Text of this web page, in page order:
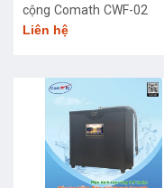
cộng Comath CWF-02
Liên hệ